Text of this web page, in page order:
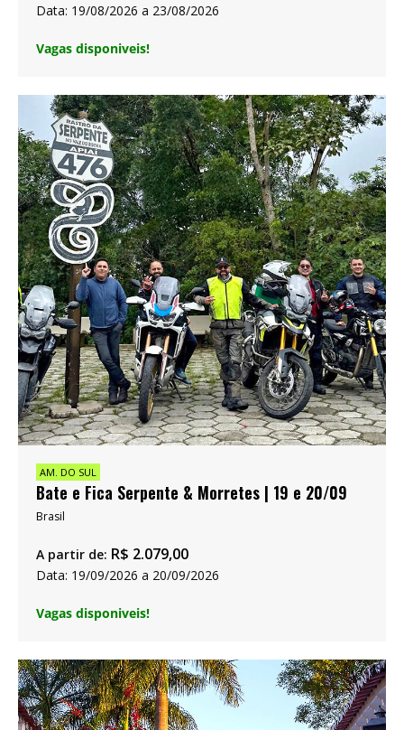
Data: 19/08/2026 a 23/08/2026
Vagas disponiveis!
AM. DO SUL
Bate e Fica Serpente & Morretes | 19 e 20/09
Brasil
A partir de: R$ 2.079,00
Data: 19/09/2026 a 20/09/2026
Vagas disponiveis!